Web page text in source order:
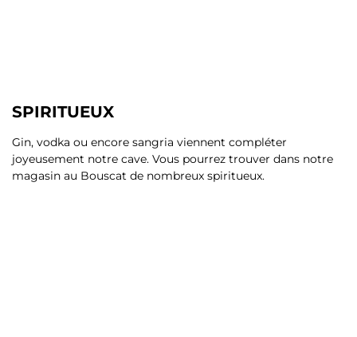
SPIRITUEUX
Gin, vodka ou encore sangria viennent compléter
joyeusement notre cave. Vous pourrez trouver dans notre
magasin au Bouscat de nombreux spiritueux.